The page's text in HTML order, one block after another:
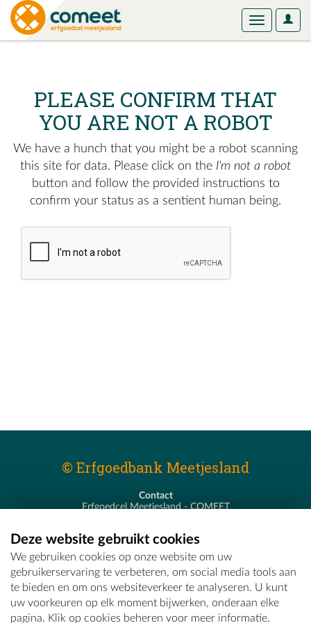
User
Toggle
PLEASE CONFIRM THAT
YOU ARE NOT A ROBOT
We have a hunch that you might be a robot scanning
this site for data. Please click on the I'm not a robot
button and follow the provided instructions to
confirm your status as a sentient human being.
© Erfgoedbank Meetjesland
Contact
Erfgoedcel Meetjesland - COMEET
T - 09 373 75 96
E -erfgoedcel@comeet.be
Deze website gebruikt cookies
We gebruiken cookies op onze website om uw
gebruikerservaring te verbeteren, om social media tools aan
te bieden en om ons websiteverkeer te analyseren. U kunt
uw voorkeuren op elk moment bijwerken, onderaan elke
pagina. Klik op cookies beheren voor meer informatie.